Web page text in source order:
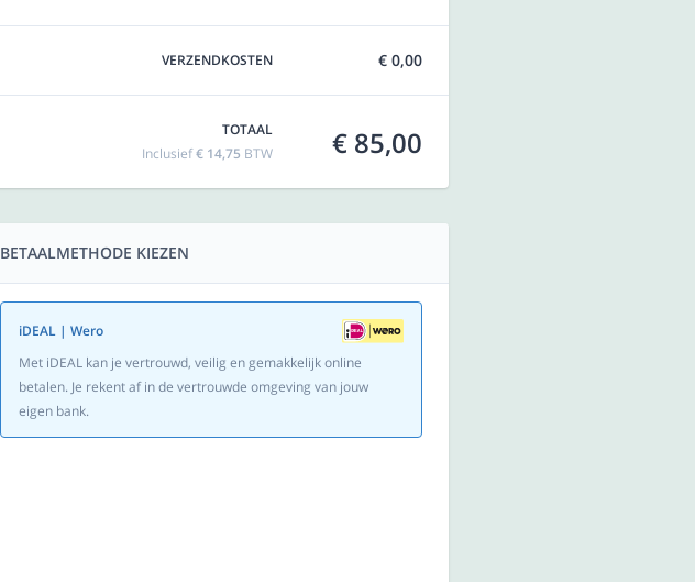
VERZENDKOSTEN € 0,00
TOTAAL
Inclusief€ 14,75 BTW € 85,00
BETAALMETHODE KIEZEN
iDEAL | Wero
Met iDEAL kan je vertrouwd, veilig en gemakkelijk online
betalen. Je rekent af in de vertrouwde omgeving van jouw
eigen bank.